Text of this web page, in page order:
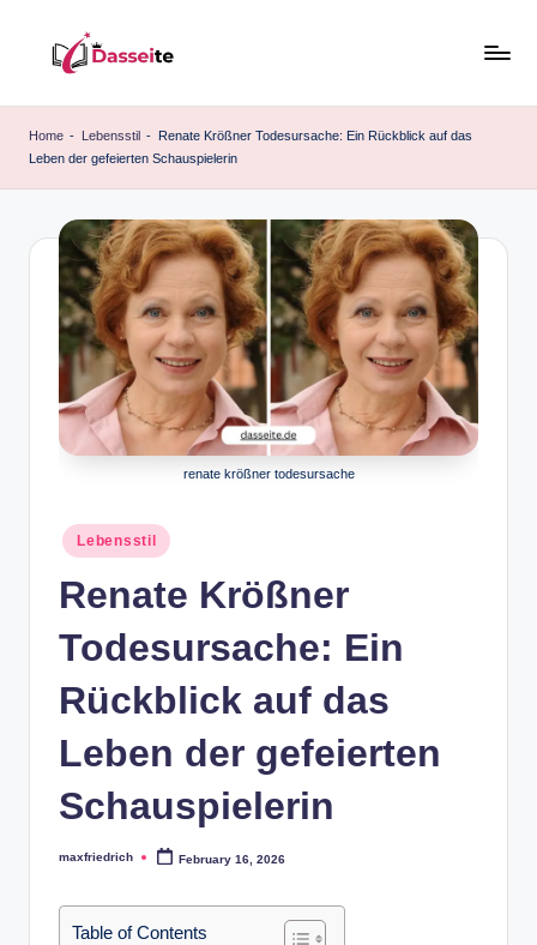
content
a
e
Home - Lebensstil - Renate Krößner Todesursache: Ein Rückblick auf das
Leben der gefeierten Schauspielerin
renate krößner todesursache
Posted
in
Lebensstil
Renate Krößner
Todesursache: Ein
Rückblick auf das
Leben der gefeierten
Schauspielerin
Posted
maxfriedrich February 16, 2026
Table of Contents